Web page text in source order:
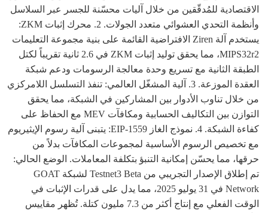
الاقتصادية للمُدقّقين من خلال آليات محسّنة للجسر عبر السلاسل
وأنظمة التحدي العشوائي متعدد الجولات. 2. محرك إثبات ZKM:
يستخدم آلة Ziren الافتراضية القائمة على بنية مجموعة التعليمات
MIPS32r2، مما يحقق توليد إثبات ZKM في 2.6 ثانية تقريباً لكتل
الطبقة الثانية مع تسريع وحدة معالجة الرسومات ودعم شبكة
العقدة الموزعة. 3. آلية المشغّل العالمي: تنفذ التسلسل اللامركزي
من خلال تناوب الأدوار بين المشاركين في الشبكة، مما يحقق
التوازن بين التكاليف الحسابية ومكافآت MEV مع الحفاظ على
كفاءة الشبكة. 4. نموذج الغاز EIP-1559: يتبنى آلية رسوم الإيثيريوم
مع تخصيص الرسوم الأساسية لمجموعات المكافآت بدلاً من
حرقها، مما يحسّن إمكانية التنبؤ بتكلفة المعاملات. الوضع الحالي:
تم إطلاق الإصدار التجريبي من Testnet3 Beta لشبكة GOAT
Network في 31 يوليو 2025، مما يدل على قدرات الإثبات في
الوقت الفعلي مع إنتاج أكثر من 7.3 مليون كتلة. تُظهر مقاييس